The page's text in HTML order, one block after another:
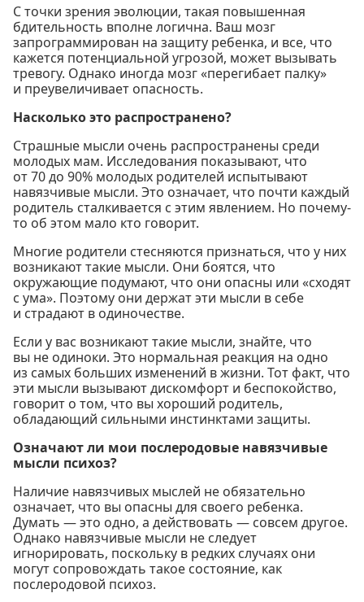
С точки зрения эволюции, такая повышенная
бдительность вполне логична. Ваш мозг
запрограммирован на защиту ребенка, и все, что
кажется потенциальной угрозой, может вызывать
тревогу. Однако иногда мозг «перегибает палку»
и преувеличивает опасность.
Насколько это распространено?
Страшные мысли очень распространены среди
молодых мам. Исследования показывают, что
от 70 до 90% молодых родителей испытывают
навязчивые мысли. Это означает, что почти каждый
родитель сталкивается с этим явлением. Но почему-
то об этом мало кто говорит.
Многие родители стесняются признаться, что у них
возникают такие мысли. Они боятся, что
окружающие подумают, что они опасны или «сходят
с ума». Поэтому они держат эти мысли в себе
и страдают в одиночестве.
Если у вас возникают такие мысли, знайте, что
вы не одиноки. Это нормальная реакция на одно
из самых больших изменений в жизни. Тот факт, что
эти мысли вызывают дискомфорт и беспокойство,
говорит о том, что вы хороший родитель,
обладающий сильными инстинктами защиты.
Означают ли мои послеродовые навязчивые
мысли психоз?
Наличие навязчивых мыслей не обязательно
означает, что вы опасны для своего ребенка.
Думать — это одно, а действовать — совсем другое.
Однако навязчивые мысли не следует
игнорировать, поскольку в редких случаях они
могут сопровождать такое состояние, как
послеродовой психоз.